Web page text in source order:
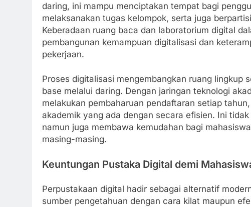
daring, ini mampu menciptakan tempat bagi
melaksanakan tugas kelompok, serta juga
Keberadaan ruang baca dan laboratorium digital
pembangunan kemampuan digitalisasi dan
pekerjaan.
Proses digitalisasi mengembangkan ruang lingkup
base melalui daring. Dengan jaringan teknologi
melakukan pembaharuan pendaftaran setiap
akademik yang ada dengan secara efisien. Ini
namun juga membawa kemudahan bagi
masing-masing.
Keuntungan Pustaka Digital demi
Perpustakaan digital hadir sebagai alternatif
sumber pengetahuan dengan cara kilat maupun